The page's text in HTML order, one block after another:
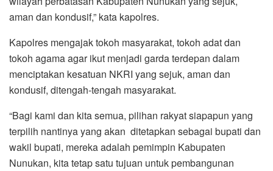
aman dan kondusif,” kata kapolres.
Kapolres mengajak tokoh masyarakat, tokoh adat dan
tokoh agama agar ikut menjadi garda terdepan dalam
menciptakan kesatuan NKRI yang sejuk, aman dan
kondusif, ditengah-tengah masyarakat.
“Bagi kami dan kita semua, pilihan rakyat siapapun yang
terpilih nantinya yang akan ditetapkan sebagai bupati dan
wakil bupati, mereka adalah pemimpin Kabupaten
Nunukan, kita tetap satu tujuan untuk pembangunan